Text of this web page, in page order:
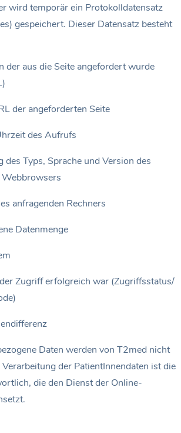
wird temporär ein Protokolldatensatz
gespeichert. Dieser Datensatz besteht
der aus die Seite angefordert wurde
der angeforderten Seite
des Aufrufs
des Typs, Sprache und Version des
anfragenden Rechners
Datenmenge
Zugriff erfolgreich war (Zugriffsstatus/
Daten werden von T2med nicht
der PatientInnendaten ist die
die den Dienst der Online-